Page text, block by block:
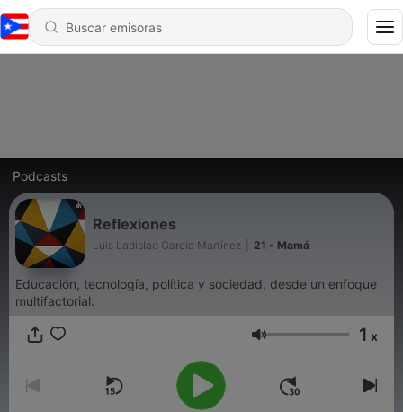
Podcasts
Reflexiones
Luis Ladislao García Martínez 21 - Mamá
Educación, tecnología, política y sociedad, desde un enfoque
multifactorial.
Volumen 1 x